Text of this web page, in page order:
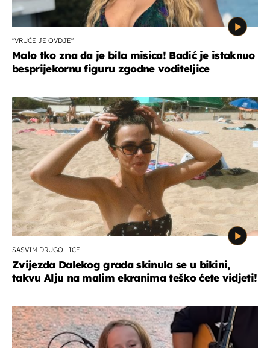
"VRUĆE JE OVDJE"
Malo tko zna da je bila misica! Badić je istaknuo
besprijekornu figuru zgodne voditeljice
SASVIM DRUGO LICE
Zvijezda Dalekog grada skinula se u bikini,
takvu Alju na malim ekranima teško ćete vidjeti!